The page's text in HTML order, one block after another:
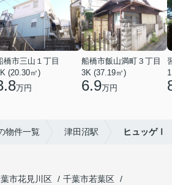
橋市三山１丁目
(20.30㎡)
万円
船橋市飯山満町３丁目
3K (37.19㎡)
6.9万円
物件一覧 津田沼駅 ヒュッゲⅠ
市花見川区
千葉市若葉区